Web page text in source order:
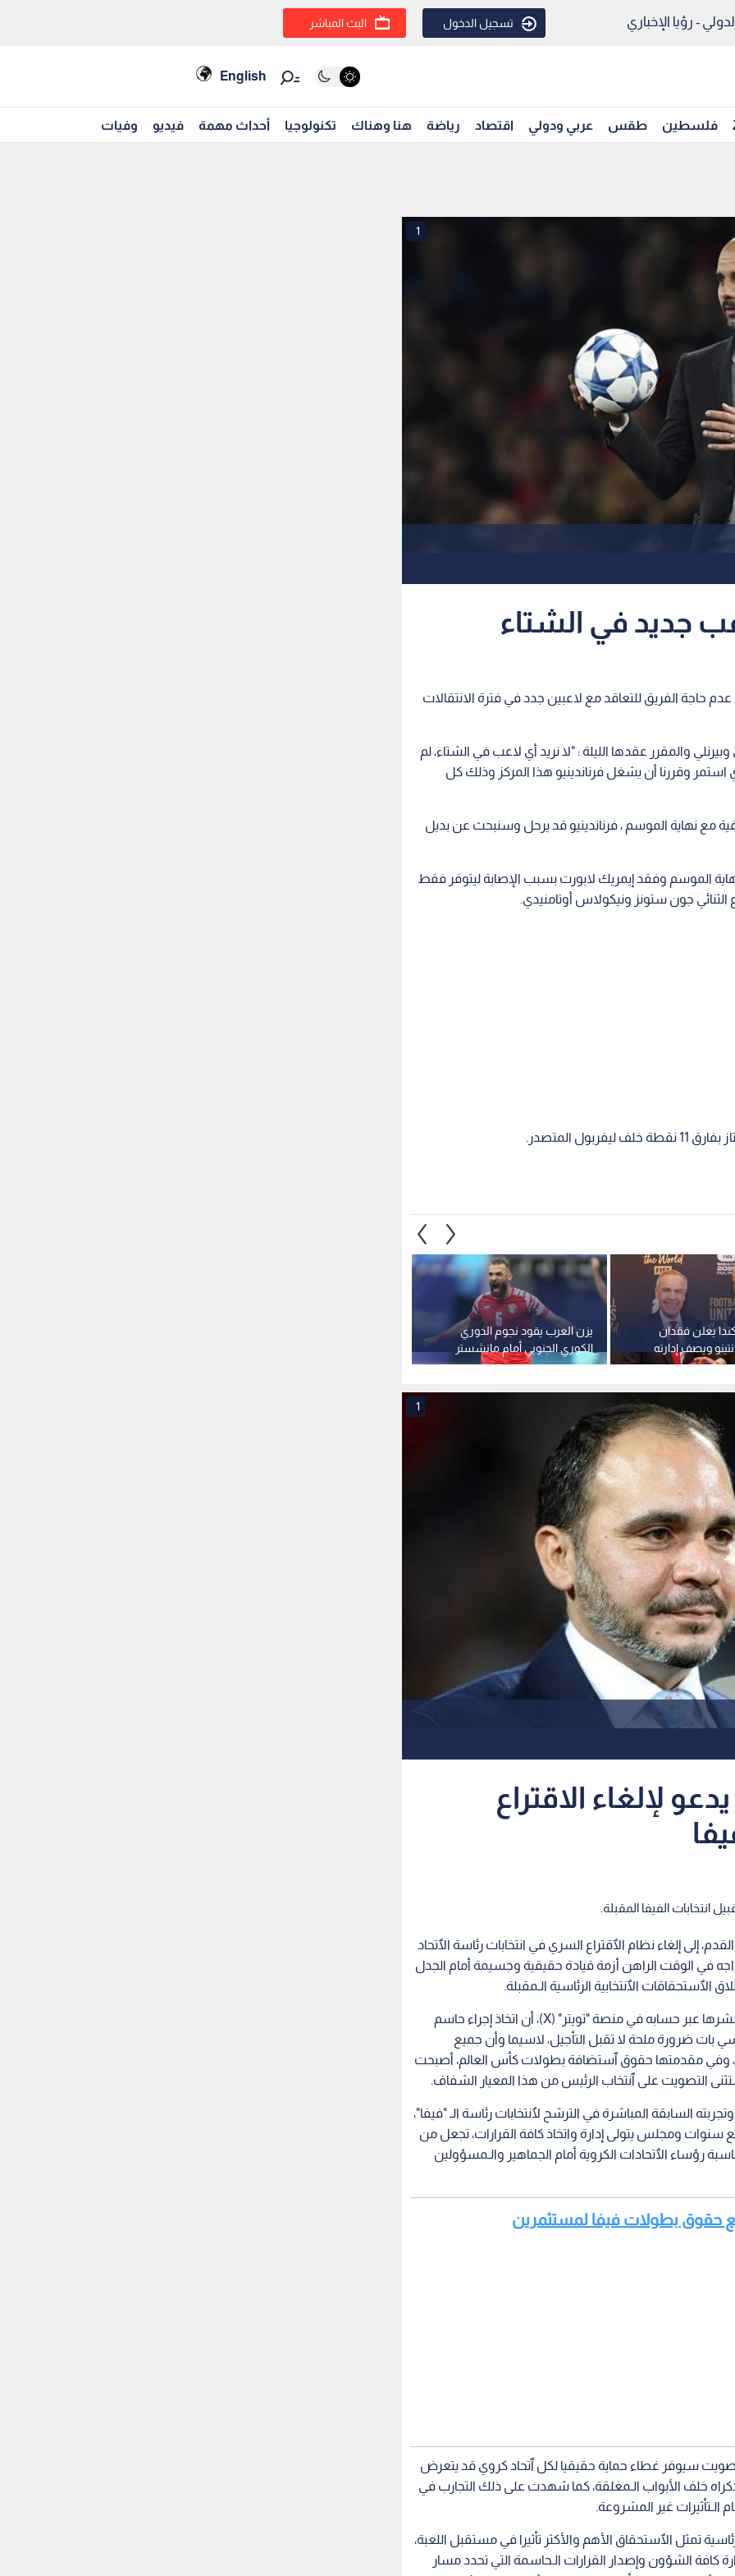
- رؤيا الإخباري تسجيل الدخول البث المباشر
English
فلسطين طقس عربي ودولي اقتصاد رياضة هنا وهناك تكنولوجيا أحداث مهمة فيديو وفيات
1
جديد في الشتاء
حاجة الفريق للتعاقد مع لاعبين جدد في فترة الانتقالات
والمقرر عقدها الليلة : "لا نريد أي لاعب في الشتاء، لم
وقررنا أن يشغل فرناندينيو هذا المركز وذلك كل
مع نهاية الموسم ، فرناندينيو قد يرحل وسنبحث عن بديل
الموسم وفقد إيمريك لابورت بسبب الإصابة ليتوفر فقط
الثنائي جون ستونز ونيكولاس أوتامنيدي.
المتصدر.
يزن العرب يقود نجوم الدوري
الكوري الجنوبي أمام مانشستر
سيتي
يعلن فقدان
ويصف إدارته
1
لإلغاء الاقتراع
انتخابات الفيفا المقبلة.
إلى إلغاء نظام الٱقتراع السري في انتخابات رئاسة الٱتحاد
في الوقت الراهن أزمة قيادة حقيقية وجسيمة أمام الجدل
الٱستحقاقات الٱنتخابية الرئاسية الـمقبلة.
وأوضح الأمير علي بن الحسين، في تصريحات رسمية نشرها عبر حسابه في منصة "تويتر" (X)، أن اتخاذ إجراء حاسم
بات ضرورة ملحة لا تقبل التأجيل، لاسيما وأن جميع
وفي مقدمتها حقوق ٱستضافة بطولات كأس العالم، أصبحت
التصويت على ٱنتخاب الرئيس من هذا المعيار الشفاف.
وتجربته السابقة المباشرة في الترشح لٱنتخابات رئاسة الـ "فيفا"،
سنوات ومجلس يتولى إدارة واتخاذ كافة القرارات، تجعل من
رؤساء الٱتحادات الكروية أمام الجماهير والـمسؤولين
حقوق بطولات فيفا لمستثمرين
سيوفر غطاء حماية حقيقيا لكل ٱتحاد كروي قد يتعرض
خلف الأبواب الـمغلقة، كما شهدت على ذلك التجارب في
الـتأثيرات غير المشروعة.
تمثل الٱستحقاق الأهم والأكثر تأثيرا في مستقبل اللعبة،
كافة الشؤون وإصدار القرارات الـحاسمة التي تحدد مسار